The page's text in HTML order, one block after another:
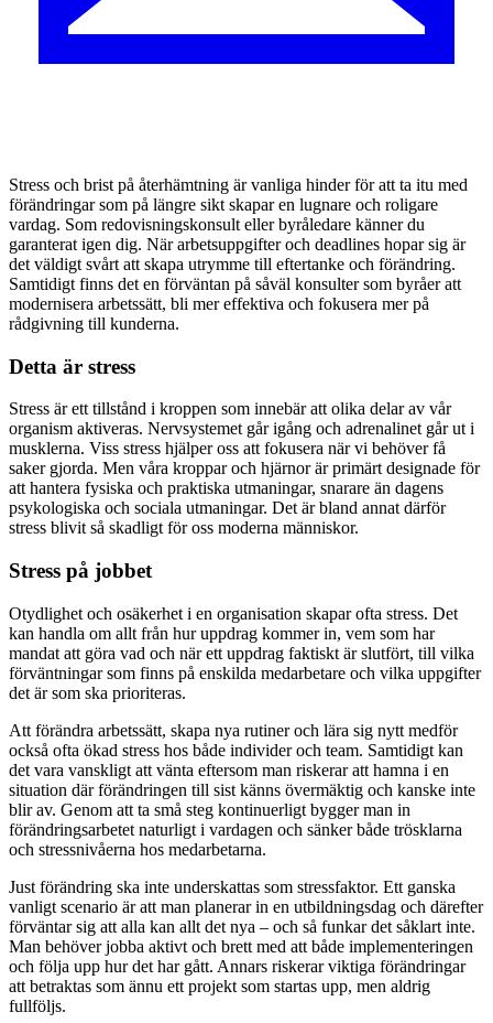
Stress och brist på återhämtning är vanliga hinder för att ta itu med
förändringar som på längre sikt skapar en lugnare och roligare
vardag. Som redovisningskonsult eller byråledare känner du
garanterat igen dig. När arbetsuppgifter och deadlines hopar sig är
det väldigt svårt att skapa utrymme till eftertanke och förändring.
Samtidigt finns det en förväntan på såväl konsulter som byråer att
modernisera arbetssätt, bli mer effektiva och fokusera mer på
rådgivning till kunderna.
Detta är stress
Stress är ett tillstånd i kroppen som innebär att olika delar av vår
organism aktiveras. Nervsystemet går igång och adrenalinet går ut i
musklerna. Viss stress hjälper oss att fokusera när vi behöver få
saker gjorda. Men våra kroppar och hjärnor är primärt designade för
att hantera fysiska och praktiska utmaningar, snarare än dagens
psykologiska och sociala utmaningar. Det är bland annat därför
stress blivit så skadligt för oss moderna människor.
Stress på jobbet
Otydlighet och osäkerhet i en organisation skapar ofta stress. Det
kan handla om allt från hur uppdrag kommer in, vem som har
mandat att göra vad och när ett uppdrag faktiskt är slutfört, till vilka
förväntningar som finns på enskilda medarbetare och vilka uppgifter
det är som ska prioriteras.
Att förändra arbetssätt, skapa nya rutiner och lära sig nytt medför
också ofta ökad stress hos både individer och team. Samtidigt kan
det vara vanskligt att vänta eftersom man riskerar att hamna i en
situation där förändringen till sist känns övermäktig och kanske inte
blir av. Genom att ta små steg kontinuerligt bygger man in
förändringsarbetet naturligt i vardagen och sänker både trösklarna
och stressnivåerna hos medarbetarna.
Just förändring ska inte underskattas som stressfaktor. Ett ganska
vanligt scenario är att man planerar in en utbildningsdag och därefter
förväntar sig att alla kan allt det nya – och så funkar det såklart inte.
Man behöver jobba aktivt och brett med att både implementeringen
och följa upp hur det har gått. Annars riskerar viktiga förändringar
att betraktas som ännu ett projekt som startas upp, men aldrig
fullföljs.